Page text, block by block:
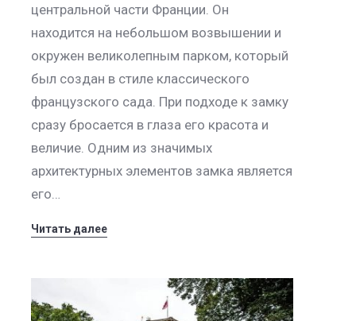
центральной части Франции. Он
находится на небольшом возвышении и
окружен великолепным парком, который
был создан в стиле классического
французского сада. При подходе к замку
сразу бросается в глаза его красота и
величие. Одним из значимых
архитектурных элементов замка является
его…
Читать далее